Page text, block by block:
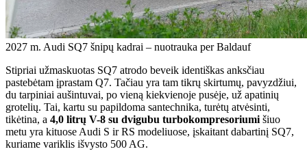
2027 m. Audi SQ7 šnipų kadrai – nuotrauka per Baldauf
Stipriai užmaskuotas SQ7 atrodo beveik identiškas anksčiau
pastebėtam įprastam Q7. Tačiau yra tam tikrų skirtumų, pavyzdžiui,
du tarpiniai aušintuvai, po vieną kiekvienoje pusėje, už apatinių
grotelių. Tai, kartu su papildoma santechnika, turėtų atvėsinti,
tikėtina, a 4,0 litrų V-8 su dvigubu turbokompresoriumi šiuo
metu yra kituose Audi S ir RS modeliuose, įskaitant dabartinį SQ7,
kuriame variklis išvysto 500 AG.